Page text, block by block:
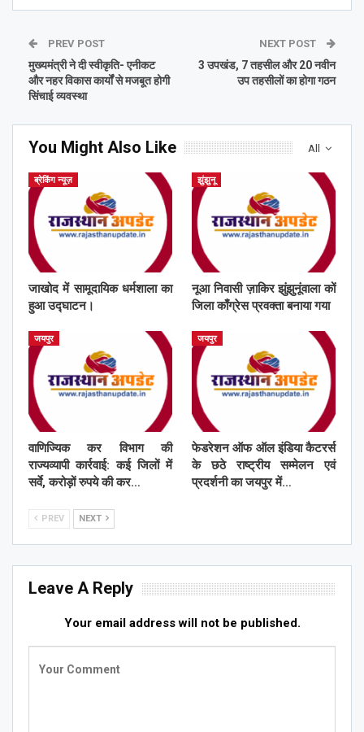
PREV POST
मुख्यमंत्री ने दी स्वीकृति- एनीकट
और नहर विकास कार्यों से मजबूत होगी
सिंचाई व्यवस्था
NEXT POST
3 उपखंड, 7 तहसील और 20 नवीन
उप तहसीलों का होगा गठन
All
You Might Also Like
ब्रेकिंग न्यूज़
जाखोद में सामूदायिक धर्मशाला का
हुआ उद्घाटन।
झुंझुनू
नूआ निवासी ज़ाकिर झुंझुनूंवाला कों
जिला काँग्रेस प्रवक्ता बनाया गया
जयपुर
वाणिज्यिक कर विभाग की
राज्यव्यापी कार्रवाई: कई जिलों में
सर्वे, करोड़ों रुपये की कर…
जयपुर
फेडरेशन ऑफ ऑल इंडिया कैटरर्स
के छठे राष्ट्रीय सम्मेलन एवं
प्रदर्शनी का जयपुर में…
PREV NEXT
Leave A Reply
Your email address will not be published.